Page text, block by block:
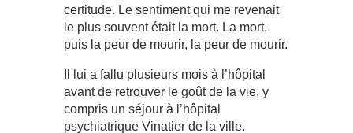
certitude. Le sentiment qui me revenait
le plus souvent était la mort. La mort,
puis la peur de mourir, la peur de mourir.
Il lui a fallu plusieurs mois à l’hôpital
avant de retrouver le goût de la vie, y
compris un séjour à l’hôpital
psychiatrique Vinatier de la ville.